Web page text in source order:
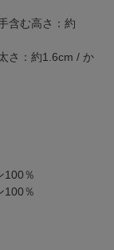
含む高さ：約
さ：約1.6cm / か
100％
100％